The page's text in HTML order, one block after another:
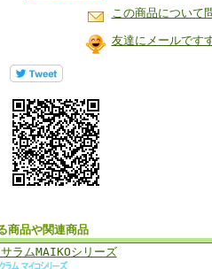
この商品について
友達にメールです
商品や関連商品
ラムMAIKOシリーズ